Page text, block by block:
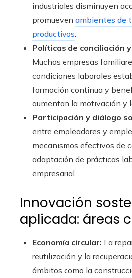
industriales disminuyen
promueven ambientes de
productivos
Políticas de conciliación
Muchas empresas
condiciones laborales
formación continua y
aumentan la motivación y
Participación y diálogo
entre empleadores y
mecanismos efectivos de
adaptación de prácticas
empresarial.
Innovación
aplicada: áreas
Economía circular: La
reutilización y la
ámbitos como la